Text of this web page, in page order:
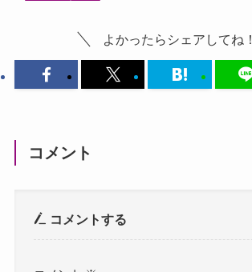
よかったらシェアしてね！
コメント
コメントする